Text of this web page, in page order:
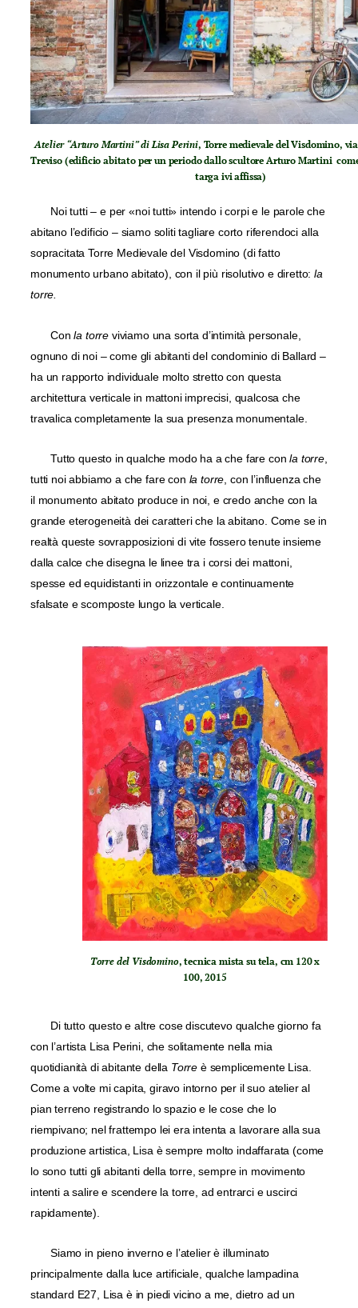
Atelier “Arturo Martini” di Lisa Perini, Torre medievale del Visdomino,
Treviso (edificio abitato per un periodo dallo scultore Arturo Martini
targa ivi affissa)
Noi tutti – e per «noi tutti» intendo i corpi e le parole che
abitano l’edificio – siamo soliti tagliare corto riferendoci alla
sopracitata Torre Medievale del Visdomino (di fatto
monumento urbano abitato), con il più risolutivo e diretto:la
torre.
Conla torre viviamo una sorta d’intimità personale,
ognuno di noi – come gli abitanti del condominio di Ballard –
ha un rapporto individuale molto stretto con questa
architettura verticale in mattoni imprecisi, qualcosa che
travalica completamente la sua presenza monumentale.
Tutto questo in qualche modo ha a che fare conla torre,
tutti noi abbiamo a che fare con la torre, con l’influenza che
il monumento abitato produce in noi, e credo anche con la
grande eterogeneità dei caratteri che la abitano. Come se in
realtà queste sovrapposizioni di vite fossero tenute insieme
dalla calce che disegna le linee tra i corsi dei mattoni,
spesse ed equidistanti in orizzontale e continuamente
sfalsate e scomposte lungo la verticale.
Torre del Visdomino, tecnica mista su tela, cm 120 x
100, 2015
Di tutto questo e altre cose discutevo qualche giorno fa
con l’artista Lisa Perini, che solitamente nella mia
quotidianità di abitante della Torre è semplicemente Lisa.
Come a volte mi capita, giravo intorno per il suo atelier al
pian terreno registrando lo spazio e le cose che lo
riempivano; nel frattempo lei era intenta a lavorare alla sua
produzione artistica, Lisa è sempre molto indaffarata (come
lo sono tutti gli abitanti della torre, sempre in movimento
intenti a salire e scendere la torre, ad entrarci e uscirci
rapidamente).
Siamo in pieno inverno e l’atelier è illuminato
principalmente dalla luce artificiale, qualche lampadina
standard E27, Lisa è in piedi vicino a me, dietro ad un